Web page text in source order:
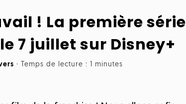
! La première série
7 juillet sur Disney+
· Temps de lecture : 1 minutes